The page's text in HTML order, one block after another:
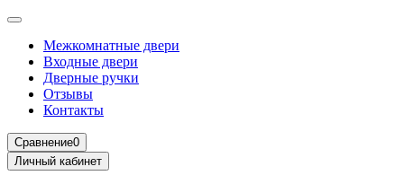
Межкомнатные двери
Входные двери
Дверные ручки
Отзывы
Контакты
Сравнение0
Личный кабинет